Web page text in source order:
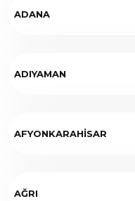
ADANA
ADIYAMAN
AFYONKARAHİSAR
AĞRI